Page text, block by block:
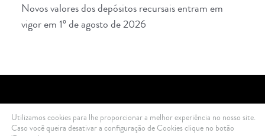
Novos valores dos depósitos recursais entram em
vigor em 1º de agosto de 2026
2021 Di Ciero Advogados © All rights reserved .Política de Privacidade
Utilizamos cookies para lhe proporcionar a melhor experiência no nosso site.
Caso você queira desativar a configuração de Cookies clique no botão